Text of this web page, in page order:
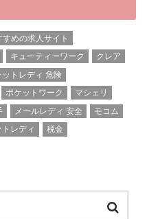
すめの求人サイト
キューティーワーク
クレア
ットレディ 危険
ポケットワーク
マシェリ
メールレディ 安全
モコム
レディ
税金